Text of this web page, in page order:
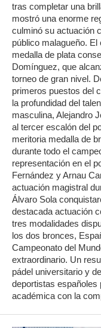
tras completar una
mostró una enorme
culminó su actuación
público malagueño.
medalla de plata
Domínguez, que
torneo de gran nivel.
primeros puestos del
la profundidad del
masculina, Alejandro
al tercer escalón del
meritoria medalla de
durante todo el
representación en el
Fernández y Arnau
actuación magistral
Álvaro Sola
destacada actuación
tres modalidades
los dos bronces,
Campeonato del
extraordinario. Un
pádel universitario y
deportistas
académica con la